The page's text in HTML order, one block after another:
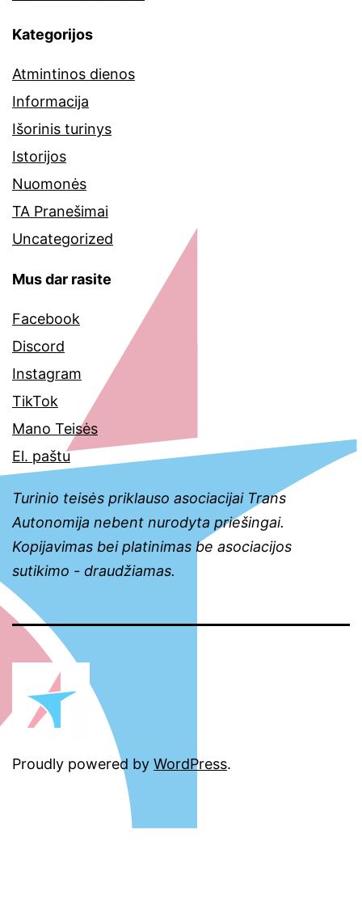
Kategorijos
Atmintinos dienos
Informacija
Išorinis turinys
Istorijos
Nuomonės
TA Pranešimai
Uncategorized
Mus dar rasite
Facebook
Discord
Instagram
TikTok
Mano Teisės
El. paštu
Turinio teisės priklauso asociacijai Trans
Autonomija nebent nurodyta priešingai.
Kopijavimas bei platinimas be asociacijos
sutikimo - draudžiamas.
Proudly powered by WordPress.